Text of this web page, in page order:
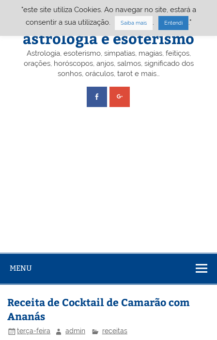
Portal A&E – Portal
astrologia e esoterismo
Astrologia, esoterismo, simpatias, magias, feitiços,
orações, horóscopos, anjos, salmos, significado dos
sonhos, oráculos, tarot e mais…
MENU
Receita de Cocktail de Camarão com
Ananás
terça-feira admin receitas
"este site utiliza Cookies. Ao navegar no site, estará a
consentir a sua utilização.
Saiba mais Entendi ."